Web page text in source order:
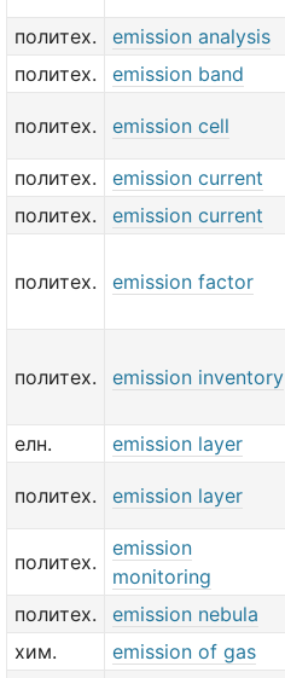
политех.
emission analysis
политех.
emission band
политех. emission cell
политех.
emission current
политех.
emission current
политех. emission factor
политех. emission inventory
елн.
emission layer
политех. emission layer
политех.
emission
monitoring
политех.
emission nebula
хим.
emission of gas